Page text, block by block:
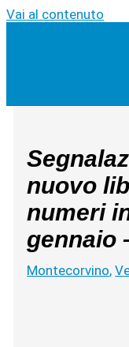
Vai al contenuto
nuovo
numeri
gennaio
Montecorvino,